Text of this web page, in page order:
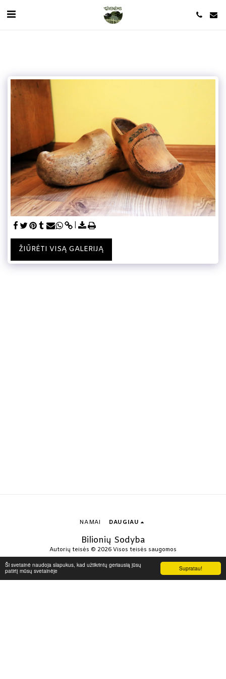
Supratau!
Ši svetainė naudoja slapukus, kad užtikrintų geriausią jūsų
patirtį mūsų svetainėje
ŽIŪRĖTI VISĄ GALERIJĄ
Bilionių Sodyba
Autorių teisės © 2026 Visos teisės saugomos
Sukurta naudojant
How to create a website
NAMAI DAUGIAU